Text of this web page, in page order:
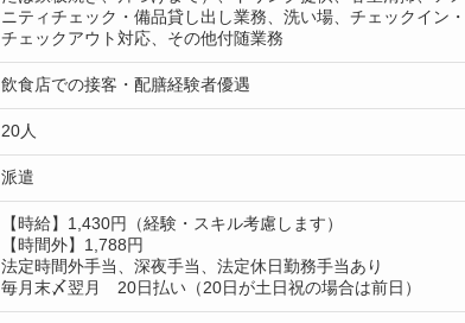
ニティチェック・備品貸し出し業務、洗い場、チェックイン・
チェックアウト対応、その他付随業務
飲食店での接客・配膳経験者優遇
20人
派遣
【時給】1,430円（経験・スキル考慮します）
【時間外】1,788円
法定時間外手当、深夜手当、法定休日勤務手当あり
毎月末〆翌月 20日払い（20日が土日祝の場合は前日）